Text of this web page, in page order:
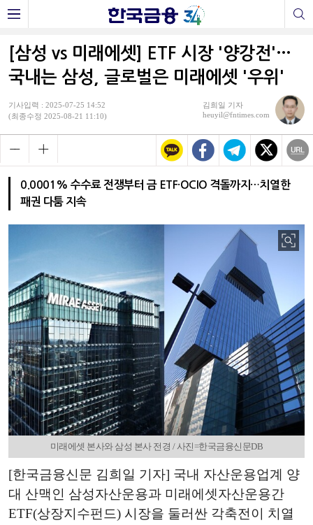
[삼성 vs 미래에셋] ETF 시장 '양강전'…
국내는 삼성, 글로벌은 미래에셋 '우위'
기사입력 : 2025-07-25 14:52
(최종수정 2025-08-21 11:10)
김희일 기자
heuyil@fntimes.com
0.0001% 수수료 전쟁부터 금 ETF·OCIO 격돌까지…치열한
패권 다툼 지속
미래에셋 본사와 삼성 본사 전경 / 사진=한국금융신문DB
[한국금융신문 김희일 기자] 국내 자산운용업계 양
대 산맥인 삼성자산운용과 미래에셋자산운용간
ETF(상장지수펀드) 시장을 둘러싼 각축전이 치열